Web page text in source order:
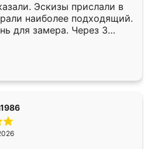
Эскизы прислали в
наиболее подходящий.
для замера. Через 3
уже готова. Остались
Спасибо Ренессанс
работу!